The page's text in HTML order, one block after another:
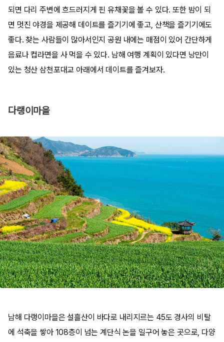
되면 다리 주변에 흐드러지게 핀 유채꽃을 볼 수 있다. 또한 밤이 되
면 멋진 야경을 제공해 데이트를 즐기기에 좋고, 산책을 즐기기에도
좋다. 찾는 사람들이 많아서인지 공원 내에는 매점이 있어 간단하게
음료나 컵라면을 사 먹을 수 있다. 남해 여행 계획이 있다면 낭만이
있는 청산 삼천포대교 아래에서 데이트를 즐겨보자.
다랭이마을
남해 다랭이마을은 설흘산이 바다로 내리지르는 45도 경사의 비탈
에 석축을 쌓아 108층이 넘는 계단식 논을 일구어 놓은 곳으로, 다양